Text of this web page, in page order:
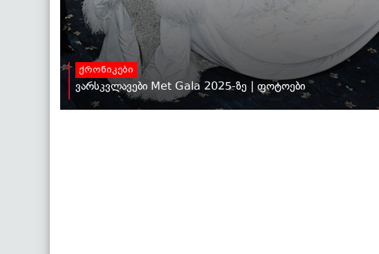
ქრონიკები
ვარსკვლავები Met Gala 2025-ზე | ფოტოები